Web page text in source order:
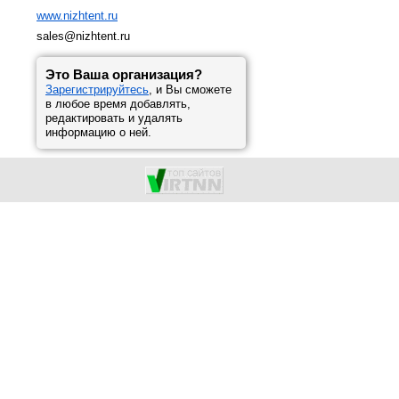
www.nizhtent.ru
sales@nizhtent.ru
Это Ваша организация?
Зарегистрируйтесь, и Вы сможете
в любое время добавлять,
редактировать и удалять
информацию о ней.